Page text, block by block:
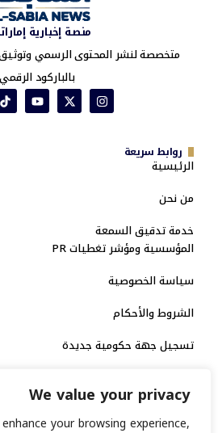
We value your privacy
your browsing experience,
منصة إخبارية
متخصصة لنشر المحتوى الرسمي وتوثيق
بالباركود الرقمي
روابط سريعة
الرئيسية
من نحن
خدمة تدقيق السمعة
المؤسسية ومؤشر تغطيات PR
سياسة الخصوصية
الشروط والأحكام
تسجيل جهة حكومية جديدة
الاعتماد الرسمي
منصة إخبارية مرخصة